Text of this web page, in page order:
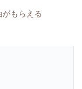
もらえる